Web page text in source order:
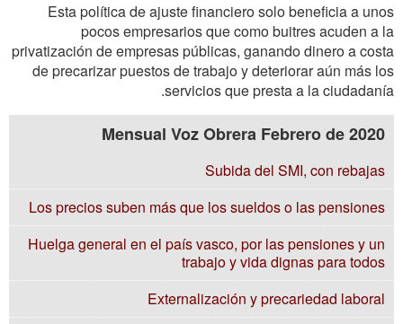
Esta política de ajuste financiero solo beneficia a unos
pocos empresarios que como buitres acuden a la
privatización de empresas públicas, ganando dinero a costa
de precarizar puestos de trabajo y deteriorar aún más los
servicios que presta a la ciudadanía.
Mensual Voz Obrera Febrero de 2020
Subida del SMI, con rebajas
Los precios suben más que los sueldos o las pensiones
Huelga general en el país vasco, por las pensiones y un
trabajo y vida dignas para todos
Externalización y precariedad laboral